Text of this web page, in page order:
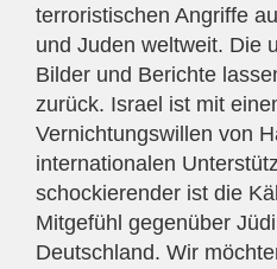
terroristischen Angriffe
und Juden weltweit. Die
Bilder und Berichte
zurück. Israel ist mit
Vernichtungswillen von
internationalen
schockierender ist die
Mitgefühl gegenüber
Deutschland. Wir